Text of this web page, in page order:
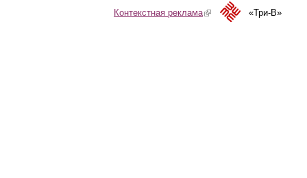
Контекстная реклама(link is external)«Три-В»